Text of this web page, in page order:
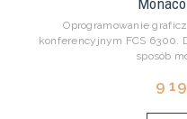
Oprogramowanie
konferencyjnym FCS 6300.
sposób
9